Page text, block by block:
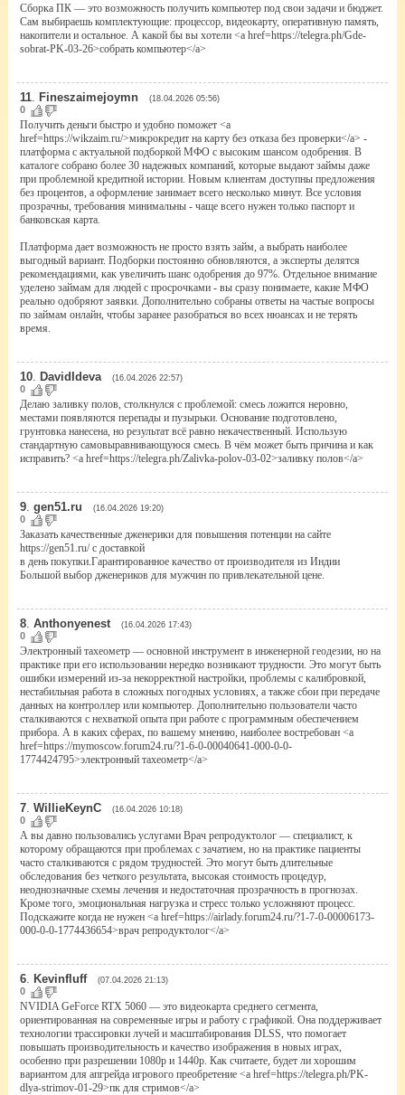
Сборка ПК — это возможность получить компьютер под свои задачи и бюджет.
Сам выбираешь комплектующие: процессор, видеокарту, оперативную память,
накопители и остальное. А какой бы вы хотели <a href=https://telegra.ph/Gde-
sobrat-PK-03-26>собрать компьютер</a>
11. Fineszaimejoymn (18.04.2026 05:56)
0
Получить деньги быстро и удобно поможет <a
href=https://wikzaim.ru/>микрокредит на карту без отказа без проверки</a> -
платформа с актуальной подборкой МФО с высоким шансом одобрения. В
каталоге собрано более 30 надежных компаний, которые выдают займы даже
при проблемной кредитной истории. Новым клиентам доступны предложения
без процентов, а оформление занимает всего несколько минут. Все условия
прозрачны, требования минимальны - чаще всего нужен только паспорт и
банковская карта.
Платформа дает возможность не просто взять займ, а выбрать наиболее
выгодный вариант. Подборки постоянно обновляются, а эксперты делятся
рекомендациями, как увеличить шанс одобрения до 97%. Отдельное внимание
уделено займам для людей с просрочками - вы сразу понимаете, какие МФО
реально одобряют заявки. Дополнительно собраны ответы на частые вопросы
по займам онлайн, чтобы заранее разобраться во всех нюансах и не терять
время.
10. DavidIdeva (16.04.2026 22:57)
0
Делаю заливку полов, столкнулся с проблемой: смесь ложится неровно,
местами появляются перепады и пузырьки. Основание подготовлено,
грунтовка нанесена, но результат всё равно некачественный. Использую
стандартную самовыравнивающуюся смесь. В чём может быть причина и как
исправить? <a href=https://telegra.ph/Zalivka-polov-03-02>заливку полов</a>
9. gen51.ru (16.04.2026 19:20)
0
Заказать качественные дженерики для повышения потенции на сайте
https://gen51.ru/ с доставкой
в день покупки.Гарантированное качество от производителя из Индии
Большой выбор дженериков для мужчин по привлекательной цене.
8. Anthonyenest (16.04.2026 17:43)
0
Электронный тахеометр — основной инструмент в инженерной геодезии, но на
практике при его использовании нередко возникают трудности. Это могут быть
ошибки измерений из-за некорректной настройки, проблемы с калибровкой,
нестабильная работа в сложных погодных условиях, а также сбои при передаче
данных на контроллер или компьютер. Дополнительно пользователи часто
сталкиваются с нехваткой опыта при работе с программным обеспечением
прибора. А в каких сферах, по вашему мнению, наиболее востребован <a
href=https://mymoscow.forum24.ru/?1-6-0-00040641-000-0-0-
1774424795>электронный тахеометр</a>
7. WillieKeynC (16.04.2026 10:18)
0
А вы давно пользовались услугами Врач репродуктолог — специалист, к
которому обращаются при проблемах с зачатием, но на практике пациенты
часто сталкиваются с рядом трудностей. Это могут быть длительные
обследования без четкого результата, высокая стоимость процедур,
неоднозначные схемы лечения и недостаточная прозрачность в прогнозах.
Кроме того, эмоциональная нагрузка и стресс только усложняют процесс.
Подскажите когда не нужен <a href=https://airlady.forum24.ru/?1-7-0-00006173-
000-0-0-1774436654>врач репродуктолог</a>
6. Kevinfluff (07.04.2026 21:13)
0
NVIDIA GeForce RTX 5060 — это видеокарта среднего сегмента,
ориентированная на современные игры и работу с графикой. Она поддерживает
технологии трассировки лучей и масштабирования DLSS, что помогает
повышать производительность и качество изображения в новых играх,
особенно при разрешении 1080p и 1440p. Как считаете, будет ли хорошим
вариантом для апгрейда игрового преобретение <a href=https://telegra.ph/PK-
dlya-strimov-01-29>пк для стримов</a>